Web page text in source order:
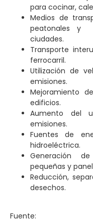
para cocinar,
Medios de
peatonales y
ciudades.
Transporte
ferrocarril.
Utilización de
emisiones.
Mejoramiento
edificios.
Aumento del
emisiones.
Fuentes de
hidroeléctrica.
Generación
pequeñas y
Reducción,
desechos.
Fuente: